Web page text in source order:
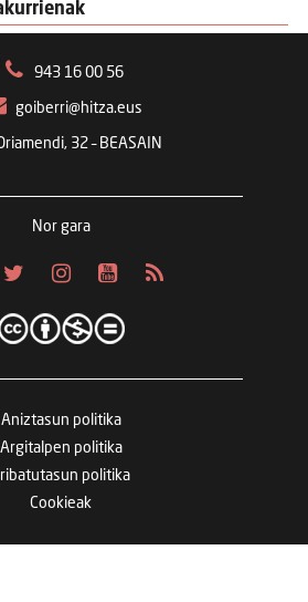
943 16 00 56
goiberri@hitza.eus
32 – BEASAIN
Nor gara
Aniztasun politika
Argitalpen politika
politika
Cookieak